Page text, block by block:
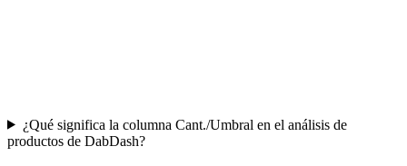
¿Qué significa la columna Cant./Umbral en el análisis de
productos de DabDash?